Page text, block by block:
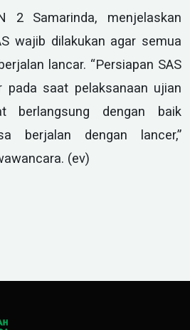
2 Samarinda, menjelaskan
wajib dilakukan agar semua
lancar. “Persiapan SAS
pada saat pelaksanaan ujian
berlangsung dengan baik
berjalan dengan lancer,”
(ev)